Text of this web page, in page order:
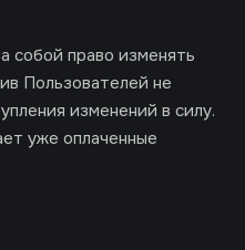
собой право изменять
Пользователей не
изменений в силу.
уже оплаченные